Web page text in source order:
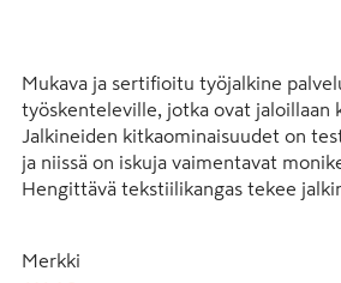
Mukava ja sertifioitu työjalkine
työskenteleville, jotka ovat jaloillaan
Jalkineiden kitkaominaisuudet on
ja niissä on iskuja vaimentavat
Hengittävä tekstiilikangas tekee
käyttömukavuutta, ja jalkineen ESD-
Merkki